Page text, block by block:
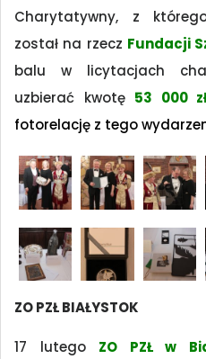
Charytatywny, z
został na rzecz Fundacji
balu w licytacjach
uzbierać kwotę 53 000
fotorelację z tego
ZO PZŁ BIAŁYSTOK
17 lutegoZO PZŁ w